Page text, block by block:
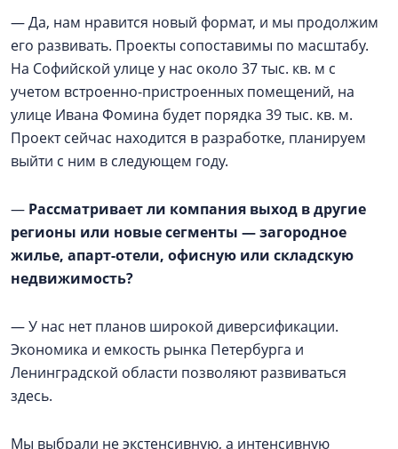
— Да, нам нравится новый формат, и мы продолжим
его развивать. Проекты сопоставимы по масштабу.
На Софийской улице у нас около 37 тыс. кв. м с
учетом встроенно-пристроенных помещений, на
улице Ивана Фомина будет порядка 39 тыс. кв. м.
Проект сейчас находится в разработке, планируем
выйти с ним в следующем году.
— Рассматривает ли компания выход в другие
регионы или новые сегменты — загородное
жилье, апарт-отели, офисную или складскую
недвижимость?
— У нас нет планов широкой диверсификации.
Экономика и емкость рынка Петербурга и
Ленинградской области позволяют развиваться
здесь.
Мы выбрали не экстенсивную, а интенсивную